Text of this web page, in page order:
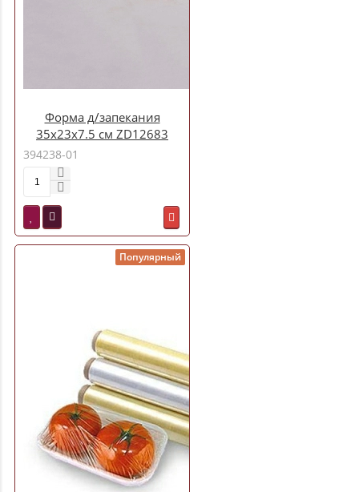
Форма д/запекания
35х23х7.5 см ZD12683
394238-01
Популярный